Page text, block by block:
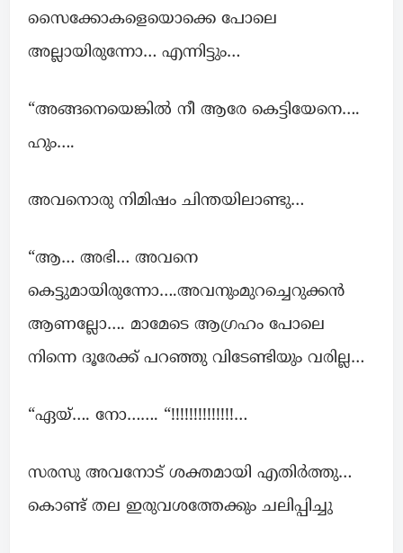
സൈക്കോകളെയൊക്കെ പോലെ
അല്ലായിരുന്നോ… എന്നിട്ടും…
“അങ്ങനെയെങ്കിൽ നീ ആരേ കെട്ടിയേനെ….
ഹും….
അവനൊരു നിമിഷം ചിന്തയിലാണ്ടു…
“ആ… അഭി… അവനെ
കെട്ടുമായിരുന്നോ….അവനുംമുറച്ചെറുക്കൻ
ആണല്ലോ…. മാമേടെ ആഗ്രഹം പോലെ
നിന്നെ ദൂരേക്ക് പറഞ്ഞു വിടേണ്ടിയും വരില്ല…
“ഏയ്…. നോ……. “!!!!!!!!!!!!!!…
സരസു അവനോട് ശക്തമായി എതിർത്തു…
കൊണ്ട് തല ഇരുവശത്തേക്കും ചലിപ്പിച്ചു